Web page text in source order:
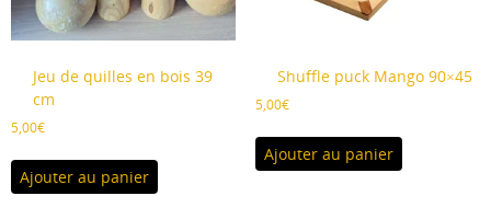
Jeu de quilles en bois 39
cm
5,00€
Ajouter au panier
Shuffle puck Mango 90×45
5,00€
Ajouter au panier